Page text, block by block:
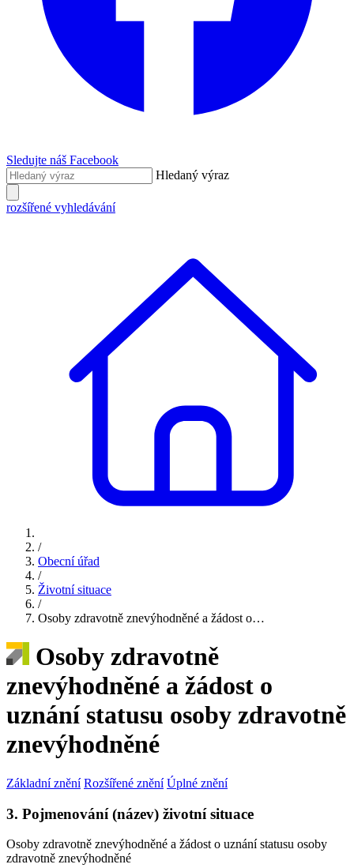
Sledujte náš Facebook
Hledaný výraz
rozšířené vyhledávání
/
Obecní úřad
/
Životní situace
/
Osoby zdravotně znevýhodněné a žádost o…
Osoby zdravotně
znevýhodněné a žádost o
uznání statusu osoby zdravotně
znevýhodněné
Základní znění Rozšířené znění Úplné znění
3. Pojmenování (název) životní situace
Osoby zdravotně znevýhodněné a žádost o uznání statusu osoby
zdravotně znevýhodněné